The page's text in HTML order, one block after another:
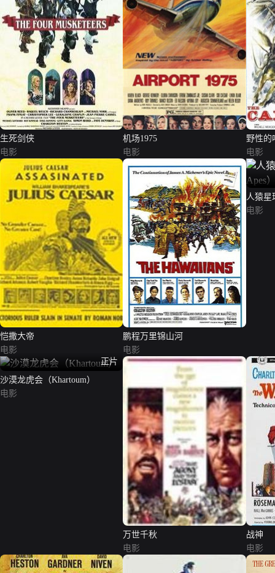
生死剑侠
电影
机场1975
电影
野性的
电影
恺撒大帝
电影
鹏程万里锦山河
电影
人猿星
电影
正片
沙漠龙虎会（Khartoum）
电影
万世千秋
电影
战神
电影